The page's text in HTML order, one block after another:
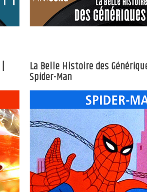
La Belle Histoire des
Spider-Man